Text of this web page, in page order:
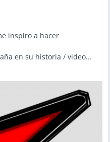
inspiro a hacer
en su historia / video...